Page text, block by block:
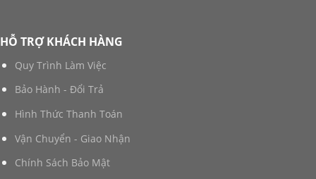
HỖ TRỢ KHÁCH HÀNG
Quy Trình Làm Việc
Bảo Hành - Đổi Trả
Hình Thức Thanh Toán
Vận Chuyển - Giao Nhận
Chính Sách Bảo Mật